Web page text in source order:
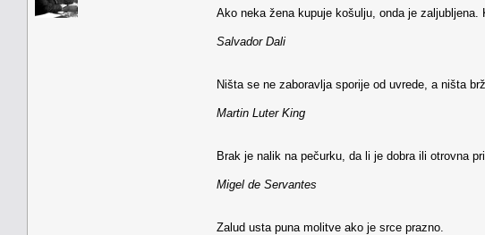
Ako neka žena kupuje košulju, onda je zaljubljena.
Salvador Dali
Ništa se ne zaboravlja sporije od uvrede, a ništa
Martin Luter King
Brak je nalik na pečurku, da li je dobra ili otrovna
Migel de Servantes
Zalud usta puna molitve ako je srce prazno.